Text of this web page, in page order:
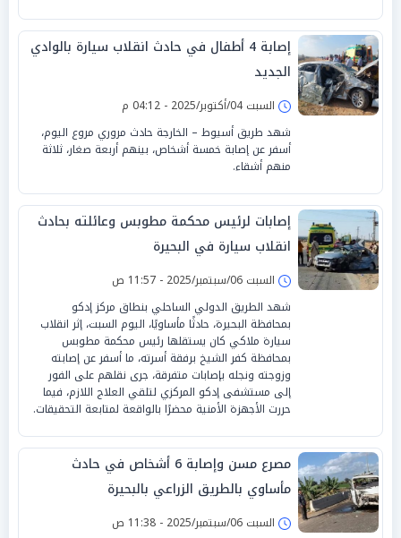
إصابة 4 أطفال في حادث انقلاب سيارة بالوادي
الجديد
السبت 04/أكتوبر/2025 - 04:12 م
شهد طريق أسيوط – الخارجة حادث مروري مروع اليوم،
أسفر عن إصابة خمسة أشخاص، بينهم أربعة صغار، ثلاثة
منهم أشقاء.
إصابات لرئيس محكمة مطوبس وعائلته بحادث
انقلاب سيارة في البحيرة
السبت 06/سبتمبر/2025 - 11:57 ص
شهد الطريق الدولي الساحلي بنطاق مركز إدكو
بمحافظة البحيرة، حادثًا مأساويًا، اليوم السبت، إثر انقلاب
سيارة ملاكي كان يستقلها رئيس محكمة مطوبس
بمحافظة كفر الشيخ برفقة أسرته، ما أسفر عن إصابته
وزوجته ونجله بإصابات متفرقة، جرى نقلهم على الفور
إلى مستشفى إدكو المركزي لتلقي العلاج اللازم، فيما
حررت الأجهزة الأمنية محضرًا بالواقعة لمتابعة التحقيقات.
مصرع مسن وإصابة 6 أشخاص في حادث
مأساوي بالطريق الزراعي بالبحيرة
السبت 06/سبتمبر/2025 - 11:38 ص